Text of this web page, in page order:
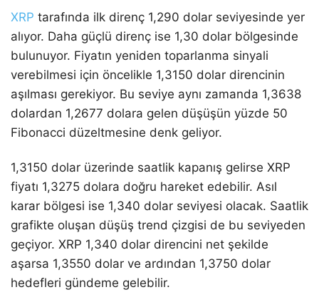
XRP tarafında ilk direnç 1,290 dolar seviyesinde yer
alıyor. Daha güçlü direnç ise 1,30 dolar bölgesinde
bulunuyor. Fiyatın yeniden toparlanma sinyali
verebilmesi için öncelikle 1,3150 dolar direncinin
aşılması gerekiyor. Bu seviye aynı zamanda 1,3638
dolardan 1,2677 dolara gelen düşüşün yüzde 50
Fibonacci düzeltmesine denk geliyor.
1,3150 dolar üzerinde saatlik kapanış gelirse XRP
fiyatı 1,3275 dolara doğru hareket edebilir. Asıl
karar bölgesi ise 1,340 dolar seviyesi olacak. Saatlik
grafikte oluşan düşüş trend çizgisi de bu seviyeden
geçiyor. XRP 1,340 dolar direncini net şekilde
aşarsa 1,3550 dolar ve ardından 1,3750 dolar
hedefleri gündeme gelebilir.